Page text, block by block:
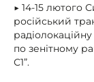
▶ 14-15 лютого
російський
по зенітному
С1”.